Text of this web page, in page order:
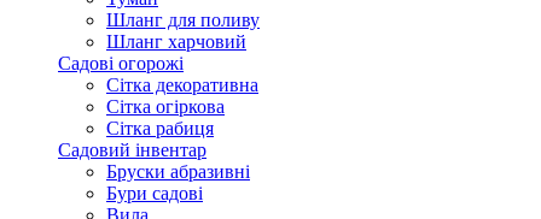
Шланг для поливу
Шланг харчовий
Садові огорожі
Сітка декоративна
Сітка огіркова
Сітка рабиця
Садовий інвентар
Бруски абразивні
Бури садові
Вила